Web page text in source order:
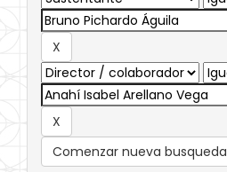
Comenzar nueva busqueda